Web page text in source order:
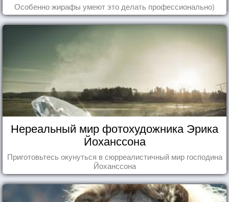
Особенно жирафы умеют это делать профессионально)
Нереальный мир фотохудожника Эрика
Йоханссона
Приготовьтесь окунуться в сюрреалистичный мир господина
Йоханссона